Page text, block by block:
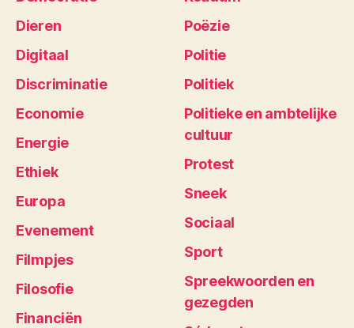
Dieren
Digitaal
Discriminatie
Economie
Energie
Ethiek
Europa
Evenement
Filmpjes
Filosofie
Financiën
Poëzie
Politie
Politiek
Politieke en ambtelijke
cultuur
Protest
Sneek
Sociaal
Sport
Spreekwoorden en
gezegden